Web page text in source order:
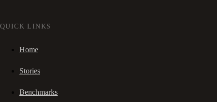
QUICK LINKS
Home
Stories
Benchmarks